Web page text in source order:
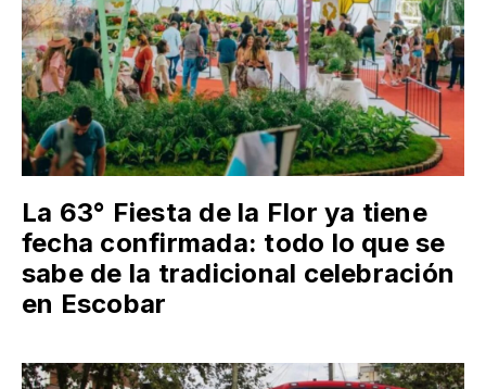
La 63° Fiesta de la Flor ya tiene
fecha confirmada: todo lo que se
sabe de la tradicional celebración
en Escobar